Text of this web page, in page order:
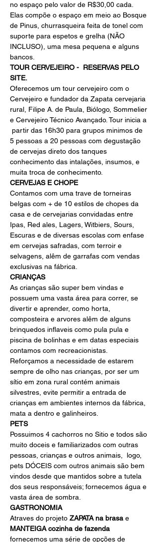
no espaço pelo valor de R$30,00 cada.
Elas compõe o espaço em meio ao Bosque
de Pinus, churrasqueira feita de tonel com
suporte para espetos e grelha (NÃO
INCLUSO), uma mesa pequena e alguns
bancos.
TOUR CERVEJEIRO - RESERVAS PELO
SITE.
Oferecemos um tour cervejeiro com o
Cervejeiro e fundador da Zapata cervejaria
rural, Filipe A. de Paula, Biólogo, Sommelier
e Cervejeiro Técnico Avançado. Tour inicia a
partir das 16h30 para grupos minimos de
5 pessoas a 20 pessoas com degustação
de cervejas direto dos tanques
conhecimento das intalações, insumos, e
muita troca de conhecimento.
CERVEJAS E CHOPE
Contamos com uma trave de torneiras
belgas com + de 10 estilos de chopes da
casa e de cervejarias convidadas entre
Ipas, Red ales, Lagers, Witbiers, Sours,
Escuras e de diversas escolas com enfase
em cervejas safradas, com terroir e
selvagens, alêm de garrafas com vendas
exclusivas na fábrica.
CRIANÇAS
As crianças são super bem vindas e
possuem uma vasta área para correr, se
divertir e aprender, como horta,
composteira e arvores alêm de alguns
brinquedos inflaveis como pula pula e
piscina de bolinhas e em datas especiais
contamos com recreacionistas.
Reforçamos a necessidade de estarem
sempre de olho nas crianças, por ser um
sítio em zona rural contém animais
silvestres, evite permitir a entrada de
crianças em ambientes internos da fábrica,
mata a dentro e galinheiros.
PETS
Possuimos 4 cachorros no Sitio e todos são
muito doceis e familiarizados com outras
pessoas, crianças e outros animais,  logo,
pets DÓCEIS com outros animais são bem
vindos desde que mantidos sobre a tutela
dos seus responsáveis; fornecemos água e
vasta área de sombra.
GASTRONOMIA
Atraves do projeto ZAPATA na brasa e
MANTEIGA cozinha de fazenda
fornecemos uma série de opções de